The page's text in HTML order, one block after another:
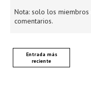
Nota: solo los
comentarios.
Entrada más
reciente